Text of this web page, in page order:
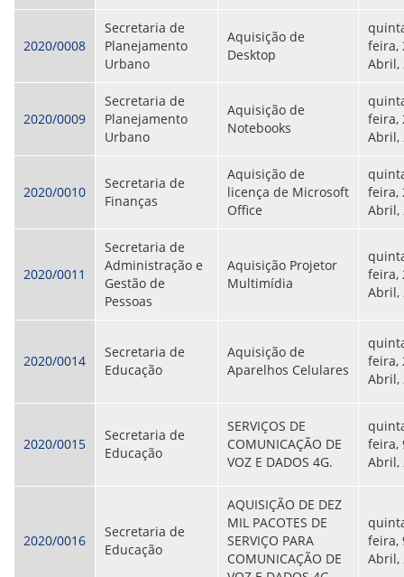
2020/0008
Secretaria de
Planejamento
Urbano
Aquisição de
Desktop
feira,
Abril,
2020/0009
Secretaria de
Planejamento
Urbano
Aquisição de
Notebooks
feira,
Abril,
2020/0010
Secretaria de
Finanças
Aquisição de
licença de Microsoft
Office
feira,
Abril,
2020/0011
Secretaria de
Administração e
Gestão de
Pessoas
Aquisição Projetor
Multimídia
feira,
Abril,
2020/0014
Secretaria de
Educação
Aquisição de
Aparelhos Celulares
feira,
Abril,
2020/0015
Secretaria de
Educação
SERVIÇOS DE
COMUNICAÇÃO DE
VOZ E DADOS 4G.
feira,
Abril,
2020/0016
Secretaria de
Educação
AQUISIÇÃO DE DEZ
MIL PACOTES DE
SERVIÇO PARA
COMUNICAÇÃO DE
feira,
Abril,